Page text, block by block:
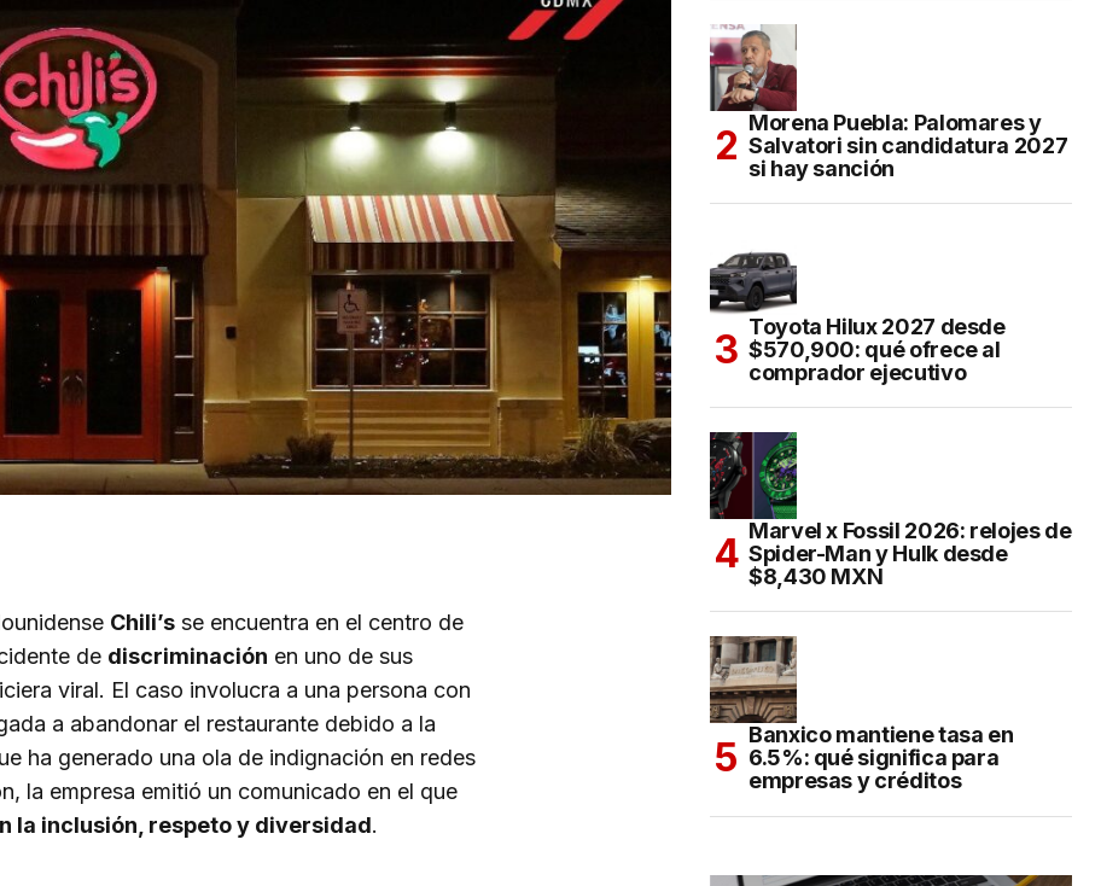
Chili’s se encuentra en el centro de
de discriminación en uno de sus
viral. El caso involucra a una persona con
a abandonar el restaurante debido a la
ha generado una ola de indignación en redes
la empresa emitió un comunicado en el que
la inclusión, respeto y diversidad.
Morena Puebla: Palomares y
Salvatori sin candidatura 2027
si hay sanción
Toyota Hilux 2027 desde
$570,900: qué ofrece al
comprador ejecutivo
Marvel x Fossil 2026: relojes de
Spider-Man y Hulk desde
$8,430 MXN
Banxico mantiene tasa en
6.5%: qué significa para
empresas y créditos